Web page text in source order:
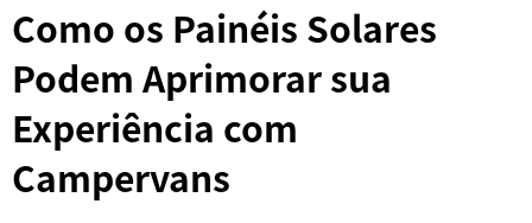
Como os Painéis Solares
Podem Aprimorar sua
Experiência com
Campervans